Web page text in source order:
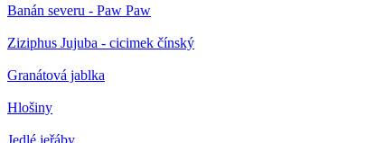
Banán severu - Paw Paw
Ziziphus Jujuba - cicimek čínský
Granátová jablka
Hlošiny
Jedlé jeřáby